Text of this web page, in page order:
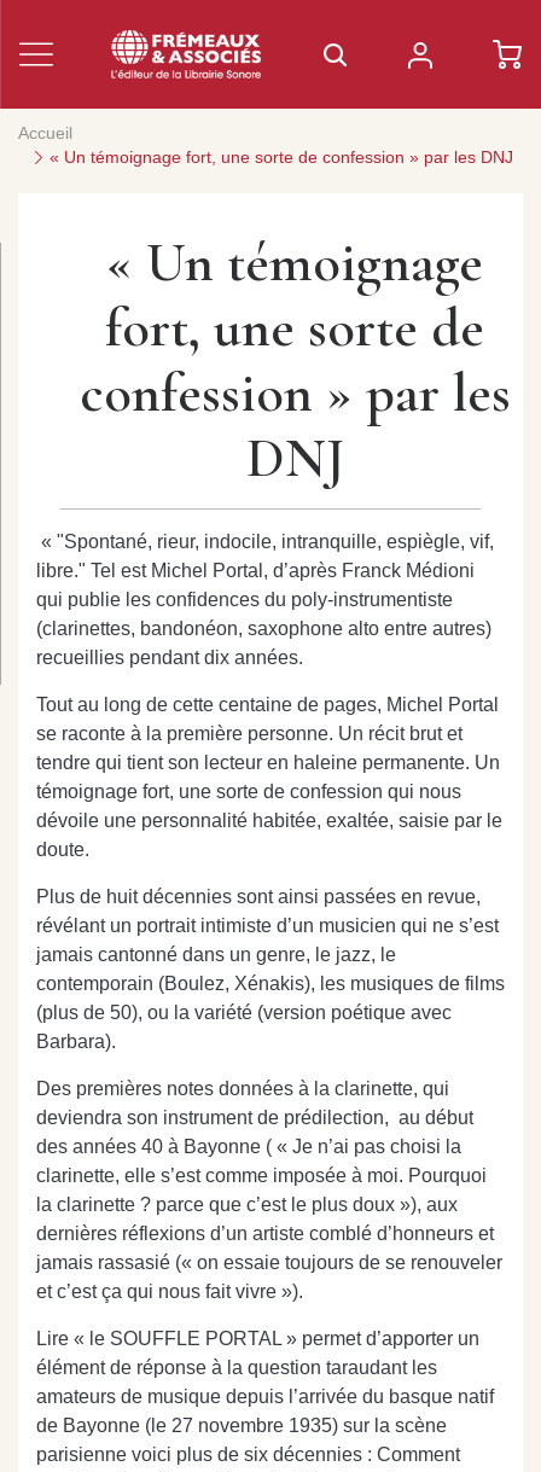
Accueil
« Un témoignage fort, une sorte de confession » par les DNJ
« Un témoignage
fort, une sorte de
confession » par les
DNJ
« "Spontané, rieur, indocile, intranquille, espiègle, vif,
libre." Tel est Michel Portal, d’après Franck Médioni
qui publie les confidences du poly-instrumentiste
(clarinettes, bandonéon, saxophone alto entre autres)
recueillies pendant dix années.
Tout au long de cette centaine de pages, Michel Portal
se raconte à la première personne. Un récit brut et
tendre qui tient son lecteur en haleine permanente. Un
témoignage fort, une sorte de confession qui nous
dévoile une personnalité habitée, exaltée, saisie par le
doute.
Plus de huit décennies sont ainsi passées en revue,
révélant un portrait intimiste d’un musicien qui ne s’est
jamais cantonné dans un genre, le jazz, le
contemporain (Boulez, Xénakis), les musiques de films
(plus de 50), ou la variété (version poétique avec
Barbara).
Des premières notes données à la clarinette, qui
deviendra son instrument de prédilection, au début
des années 40 à Bayonne ( « Je n’ai pas choisi la
clarinette, elle s’est comme imposée à moi. Pourquoi
la clarinette ? parce que c’est le plus doux »), aux
dernières réflexions d’un artiste comblé d’honneurs et
jamais rassasié (« on essaie toujours de se renouveler
et c’est ça qui nous fait vivre »).
Lire « le SOUFFLE PORTAL » permet d’apporter un
élément de réponse à la question taraudant les
amateurs de musique depuis l’arrivée du basque natif
de Bayonne (le 27 novembre 1935) sur la scène
parisienne voici plus de six décennies : Comment